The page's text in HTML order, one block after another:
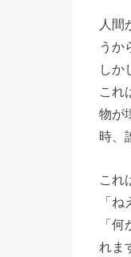
人間
うか
しか
これ
物が
時、
これ
「
「
れま